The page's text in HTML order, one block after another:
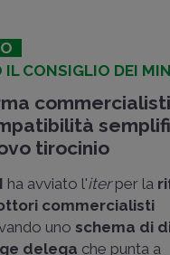
IL CONSIGLIO DEI
tirocinio
ha avviato l'iterper la
commercialisti
uno schema di
delega che punta a